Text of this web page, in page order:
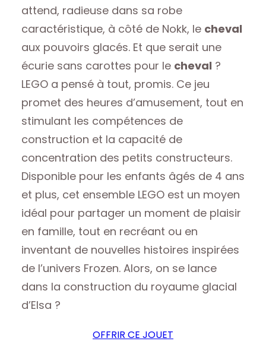
attend, radieuse dans sa robe
caractéristique, à côté de Nokk, le cheval
aux pouvoirs glacés. Et que serait une
écurie sans carottes pour le cheval ?
LEGO a pensé à tout, promis. Ce jeu
promet des heures d’amusement, tout en
stimulant les compétences de
construction et la capacité de
concentration des petits constructeurs.
Disponible pour les enfants âgés de 4 ans
et plus, cet ensemble LEGO est un moyen
idéal pour partager un moment de plaisir
en famille, tout en recréant ou en
inventant de nouvelles histoires inspirées
de l’univers Frozen. Alors, on se lance
dans la construction du royaume glacial
d’Elsa ?
OFFRIR CE JOUET